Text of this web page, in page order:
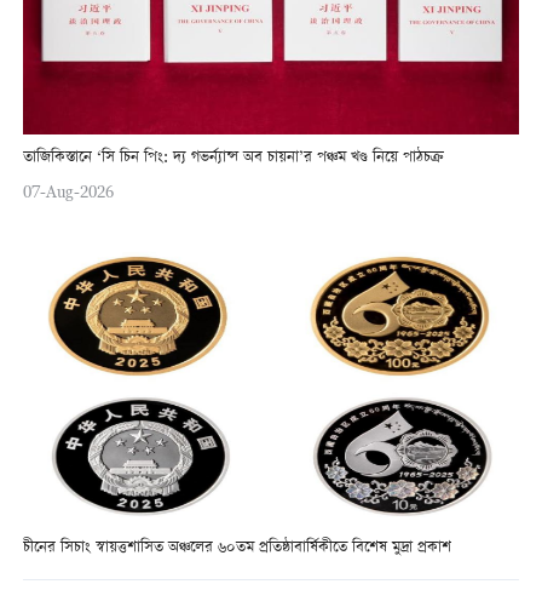
তাজিকিস্তানে ‘সি চিন পিং: দ্য গভর্ন্যান্স অব চায়না’র পঞ্চম খণ্ড নিয়ে পাঠচক্র
07-Aug-2026
চীনের সিচাং স্বায়ত্তশাসিত অঞ্চলের ৬০তম প্রতিষ্ঠাবার্ষিকীতে বিশেষ মুদ্রা প্রকাশ